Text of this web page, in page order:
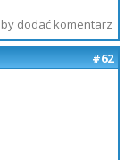
dodać komentarz
#62